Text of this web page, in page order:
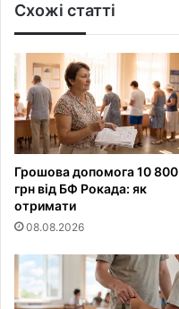
Схожі статті
Грошова допомога 10 800
грн від БФ Рокада: як
отримати
08.08.2026